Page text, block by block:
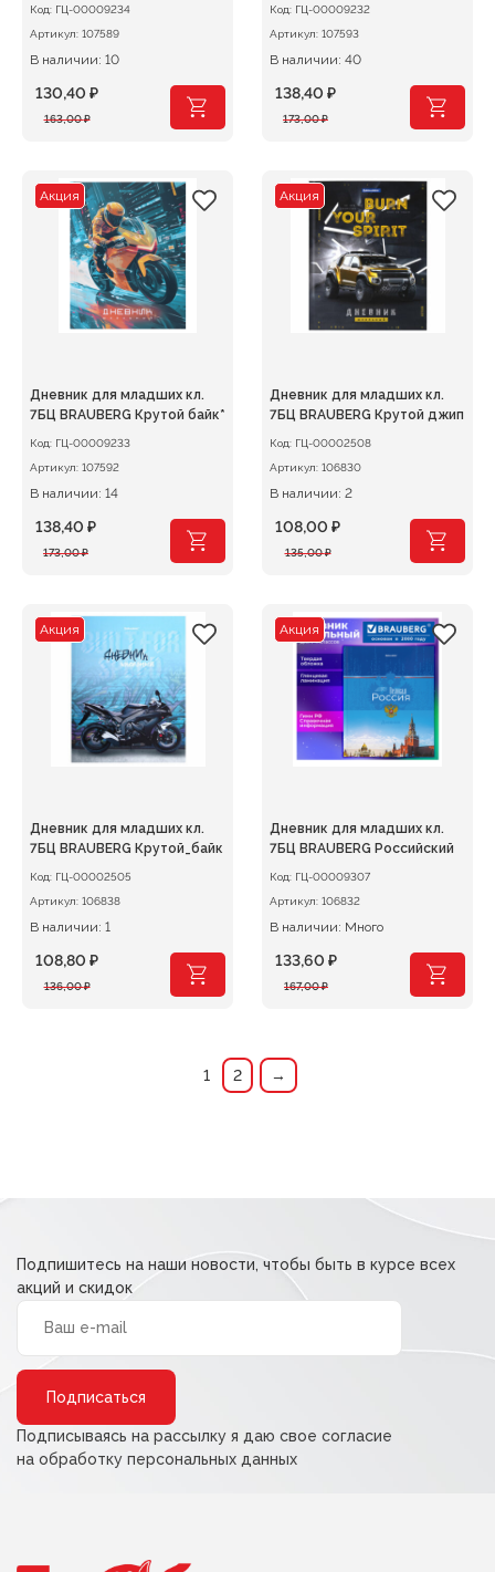
Код: ГЦ-00009234
Артикул: 107589
В наличии: 10
163,00₽
Первоначальная
163,00 ₽.
130,40 ₽
Текущая
Код: ГЦ-00009232
Артикул: 107593
В наличии: 40
173,00₽
Первоначальная
173,00 ₽.
138,40 ₽
Текущая
Акция
Дневник для младших кл.
7БЦ BRAUBERG Крутой байк*
Код: ГЦ-00009233
Артикул: 107592
В наличии: 14
173,00₽
Первоначальная
173,00 ₽.
138,40 ₽
Текущая
Акция
Дневник для младших кл.
7БЦ BRAUBERG Крутой джип
Код: ГЦ-00002508
Артикул: 106830
В наличии: 2
135,00₽
Первоначальная
135,00 ₽.
108,00 ₽
Текущая
Акция
Дневник для младших кл.
7БЦ BRAUBERG Крутой_байк
Код: ГЦ-00002505
Артикул: 106838
В наличии: 1
136,00₽
Первоначальная
108,80 ₽
Текущая
Акция
Дневник для младших кл.
7БЦ BRAUBERG Российский
Код: ГЦ-00009307
Артикул: 106832
В наличии: Много
167,00₽
Первоначальная
133,60 ₽
Текущая
1 2 →
Подпишитесь на наши новости, чтобы быть в курсе всех
акций и скидок
Подписываясь на рассылку я даю свое согласие
на обработку персональных данных